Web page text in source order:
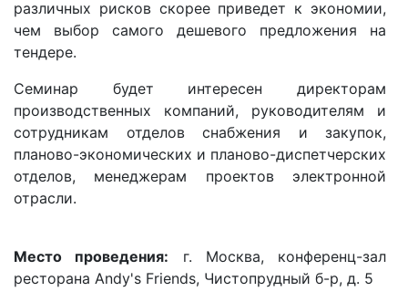
различных рисков скорее приведет к экономии,
чем выбор самого дешевого предложения на
тендере.
Семинар будет интересен директорам
производственных компаний, руководителям и
сотрудникам отделов снабжения и закупок,
планово-экономических и планово-диспетчерских
отделов, менеджерам проектов электронной
отрасли.
Место проведения: г. Москва, конференц-зал
ресторана Andy's Friends, Чистопрудный б-р, д. 5